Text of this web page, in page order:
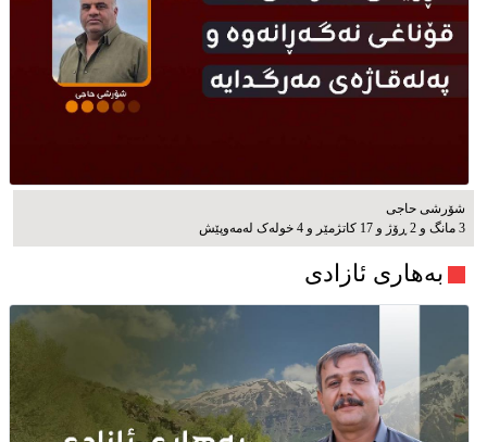
شۆرشی حاجی
3 مانگ و 2 ڕۆژ و 17 کاتژمێر و 4 خوله‌ک له‌مه‌وپێش‌
بەهاری ئازادی